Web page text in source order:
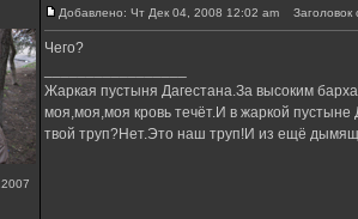
Добавлено: Чт Дек 04, 2008 12:02 am Заголовок
Чего?
Жаркая пустыня Дагестана.За высоким
моя,моя,моя кровь течёт.И в жаркой
твой труп?Нет.Это наш труп!И из ещё